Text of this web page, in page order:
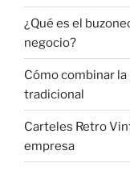
¿Qué es el
negocio?
Cómo combinar
tradicional
Carteles Retro
empresa